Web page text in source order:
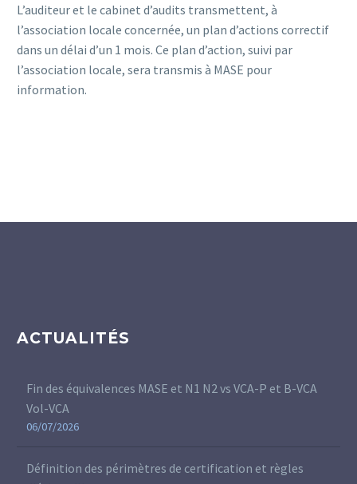
L’auditeur et le cabinet d’audits transmettent, à
l’association locale concernée, un plan d’actions correctif
dans un délai d’un 1 mois. Ce plan d’action, suivi par
l’association locale, sera transmis à MASE pour
information.
ACTUALITÉS
Fin des équivalences MASE et N1 N2 vs VCA-P et B-VCA
Vol-VCA
06/07/2026
Définition des périmètres de certification et règles